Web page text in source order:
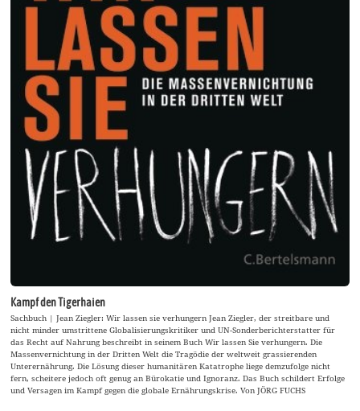
Kampf den Tigerhaien
Sachbuch | Jean Ziegler: Wir lassen sie verhungern Jean Ziegler, der streitbare und
nicht minder umstrittene Globalisierungskritiker und UN-Sonderberichterstatter für
das Recht auf Nahrung beschreibt in seinem Buch Wir lassen Sie verhungern. Die
Massenvernichtung in der Dritten Welt die Tragödie der weltweit grassierenden
Unterernährung. Die Lösung dieser humanitären Katatrophe liege demzufolge nicht
fern, scheitere jedoch oft genug an Bürokatie und Ignoranz. Das Buch schildert Erfolge
und Versagen im Kampf gegen die globale Ernährungskrise. Von JÖRG FUCHS